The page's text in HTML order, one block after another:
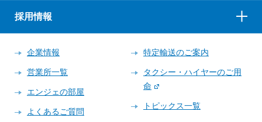
採用情報
企業情報
営業所一覧
エンジェの部屋
よくあるご質問
特定輸送のご案内
タクシー・ハイヤーのご用
命
トピックス一覧